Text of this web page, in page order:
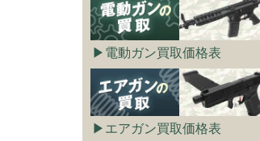
電動ガン買取価格表
エアガン買取価格表